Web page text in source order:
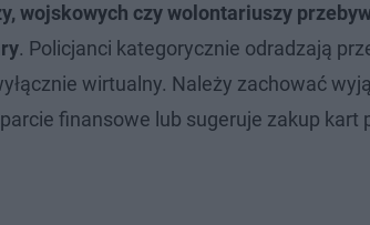
wojskowych czy wolontariuszy
. Policjanci kategorycznie odradzają
wirtualny. Należy zachować
finansowe lub sugeruje zakup kart